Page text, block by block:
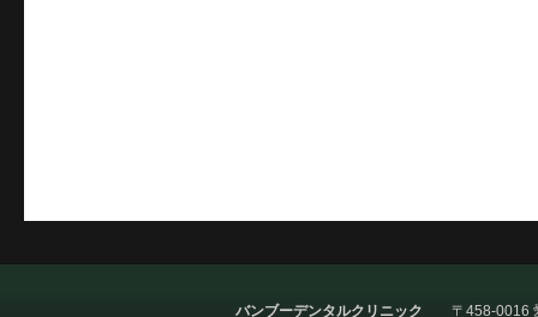
バンブーデンタルクリニック 〒458-0016